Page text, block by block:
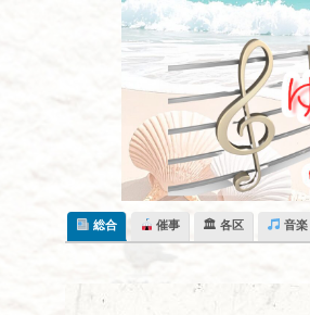
総合 催事 🏛 各区 音楽